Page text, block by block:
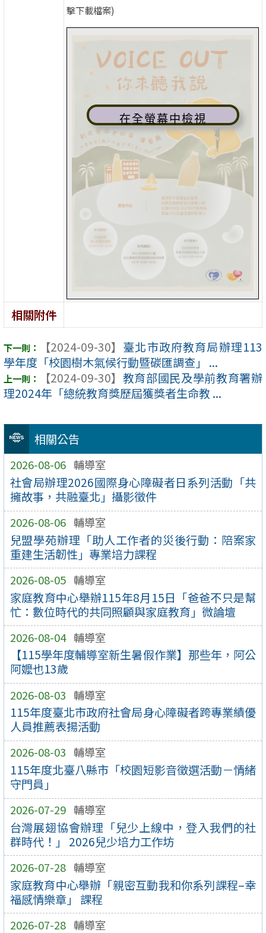
相關公告
2026-08-06 輔導室
社會局辦理2026國際身心障礙者日系列活動「共
擁故事，共融臺北」攝影徵件
2026-08-06 輔導室
兒盟學苑辦理「助人工作者的災後行動：陪案家
重建生活韌性」專業培力課程
2026-08-05 輔導室
家庭教育中心舉辦115年8月15日「爸爸不只是幫
忙：數位時代的共同照顧與家庭教育」微論壇
2026-08-04 輔導室
【115學年度輔導室新生暑假作業】那些年，阿公
阿嬤也13歲
2026-08-03 輔導室
115年度臺北市政府社會局身心障礙者跨專業績優
人員推薦表揚活動
2026-08-03 輔導室
115年度北臺八縣市「校園短影音徵選活動－情緒
守門員」
2026-07-29 輔導室
台灣展翅協會辦理「兒少上線中，登入我們的社
群時代！」 2026兒少培力工作坊
2026-07-28 輔導室
家庭教育中心舉辦「親密互動我和你系列課程–幸
福感情樂章」 課程
2026-07-28 輔導室
擊下載檔案)
在全螢幕中檢視
相關附件
【2024-09-30】 臺北市政府教育局辦理113
學年度「校園樹木氣候行動暨碳匯調查」 ...
【2024-09-30】 教育部國民及學前教育署辦
理2024年「總統教育獎歷屆獲獎者生命教 ...